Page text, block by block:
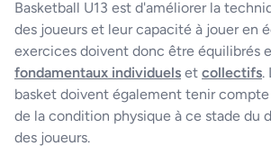
Basketball U13 est d'améliorer la
des joueurs et leur capacité à jouer en
exercices doivent donc être équilibrés
fondamentaux individuels et collectifs.
basket doivent également tenir
de la condition physique à ce stade du
des joueurs.